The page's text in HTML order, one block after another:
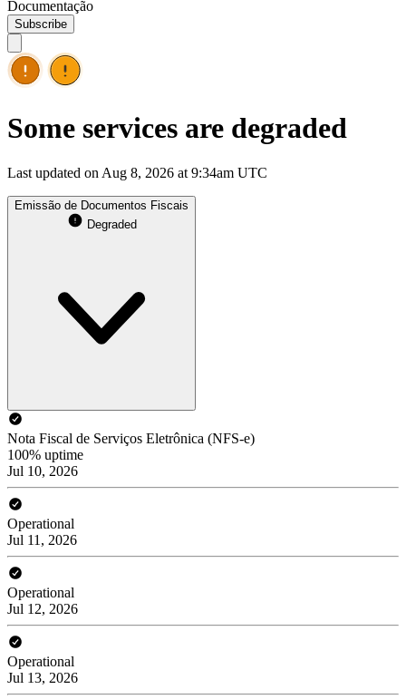
Documentação
Subscribe
Some services are degraded
Last updated on Aug 8, 2026 at 9:34am UTC
Emissão de Documentos Fiscais
Degraded
Nota Fiscal de Serviços Eletrônica (NFS-e)
100% uptime
Jul 10, 2026
Operational
Jul 11, 2026
Operational
Jul 12, 2026
Operational
Jul 13, 2026